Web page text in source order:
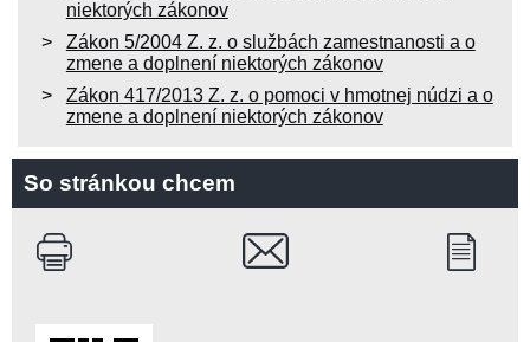
niektorých zákonov
Zákon 5/2004 Z. z. o službách zamestnanosti a o
zmene a doplnení niektorých zákonov
Zákon 417/2013 Z. z. o pomoci v hmotnej núdzi a o
zmene a doplnení niektorých zákonov
So stránkou chcem